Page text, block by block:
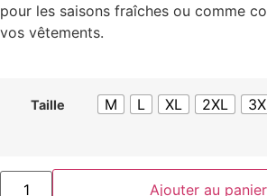
pour les saisons fraîches ou comme
vos vêtements.
Taille M L XL 2XL
Ajouter au panier